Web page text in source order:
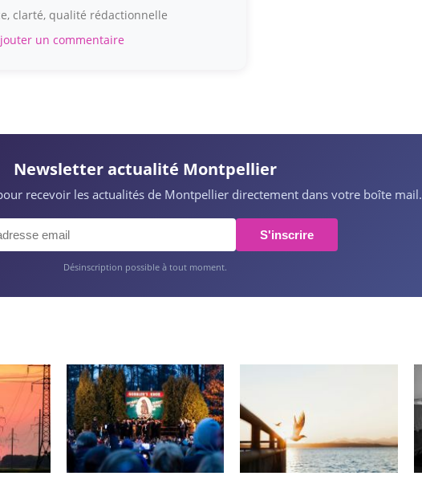
clarté, qualité rédactionnelle
un commentaire
Newsletter actualité Montpellier
recevoir les actualités de Montpellier directement dans votre boîte mail.
S'inscrire
Désinscription possible à tout moment.